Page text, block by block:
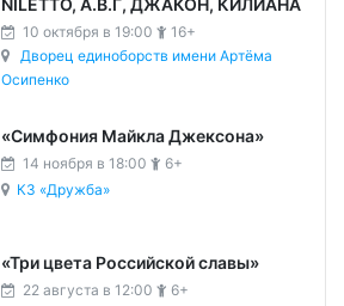
10 октября в 19:00
16+
Дворец единоборств имени Артёма
Осипенко
«Симфония Майкла Джексона»
14 ноября в 18:00
6+
КЗ «Дружба»
«Три цвета Российской славы»
22 августа в 12:00
6+